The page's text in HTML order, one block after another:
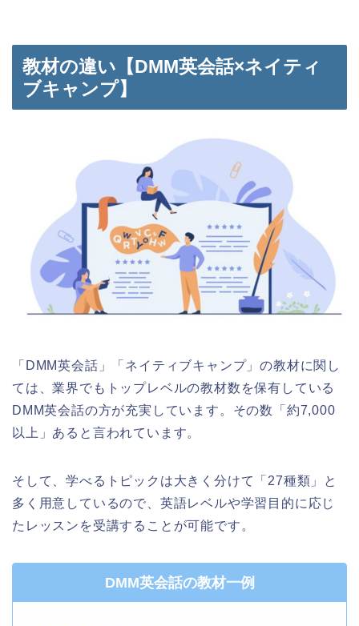
教材の違い【DMM英会話×ネイティ
ブキャンプ】
「DMM英会話」「ネイティブキャンプ」の教材に関し
ては、業界でもトップレベルの教材数を保有している
DMM英会話の方が充実しています。その数「約7,000
以上」あると言われています。
そして、学べるトピックは大きく分けて「27種類」と
多く用意しているので、英語レベルや学習目的に応じ
たレッスンを受講することが可能です。
DMM英会話の教材一例